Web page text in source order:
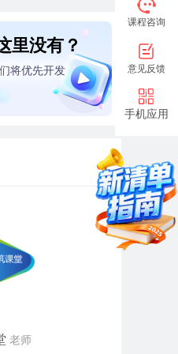
里没有？
将优先开发
老师
课程咨询
意见反馈
手机应用